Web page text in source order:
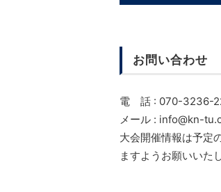
お問い合わせ
電 話 : 070-3236-
メール : info@kn-
大会開催情報は予定
ますようお願いいた